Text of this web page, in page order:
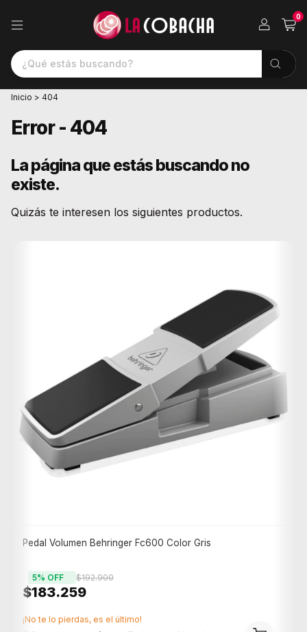
0
Inicio > 404
Error - 404
La página que estás buscando no
existe.
Quizás te interesen los siguientes productos.
Pedal Volumen Behringer Fc600 Color Gris
$183.259
$192.900
5% OFF
¡No te lo pierdas, es el último!